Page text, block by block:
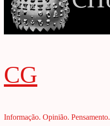
CG
Informação. Opinião. Pensamento.